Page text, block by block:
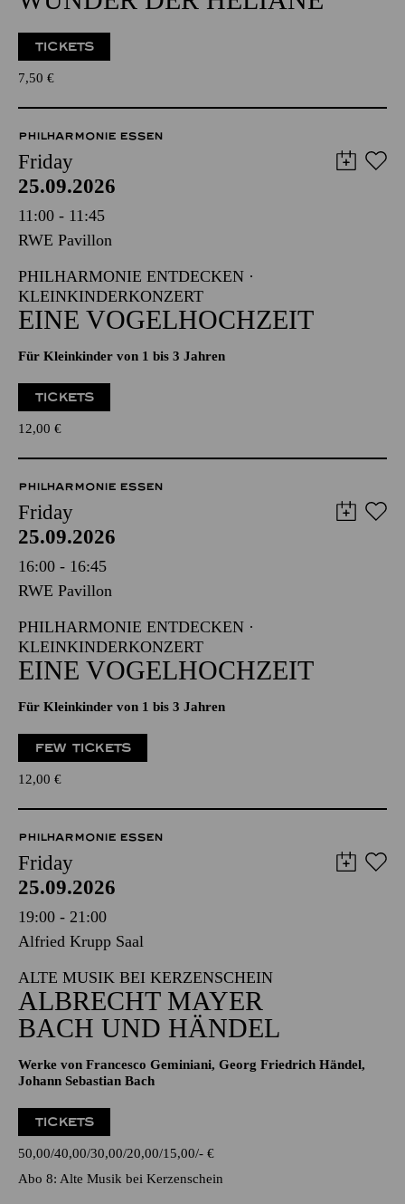
TICKETS
7,50 €
PHILHARMONIE ESSEN
Friday
25.09.2026
11:00 - 11:45
RWE Pavillon
PHILHARMONIE ENTDECKEN ·
KLEINKINDERKONZERT
EINE VOGELHOCHZEIT
Für Kleinkinder von 1 bis 3 Jahren
TICKETS
12,00 €
PHILHARMONIE ESSEN
Friday
25.09.2026
16:00 - 16:45
RWE Pavillon
PHILHARMONIE ENTDECKEN ·
KLEINKINDERKONZERT
EINE VOGELHOCHZEIT
Für Kleinkinder von 1 bis 3 Jahren
FEW TICKETS
12,00 €
PHILHARMONIE ESSEN
Friday
25.09.2026
19:00 - 21:00
Alfried Krupp Saal
ALTE MUSIK BEI KERZENSCHEIN
ALBRECHT MAYER
BACH UND HÄNDEL
Werke von Francesco Geminiani, Georg Friedrich Händel,
Johann Sebastian Bach
TICKETS
50,00 40,00 30,00 20,00 15,00 - €
Abo 8: Alte Musik bei Kerzenschein